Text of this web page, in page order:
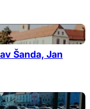
Šanda, Jan